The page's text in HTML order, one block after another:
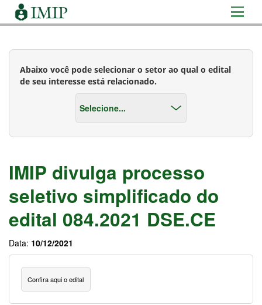
Abaixo você pode selecionar o setor ao qual o edital
de seu interesse está relacionado.
IMIP divulga processo
seletivo simplificado do
edital 084.2021 DSE.CE
Data: 10/12/2021
Confira aqui o edital